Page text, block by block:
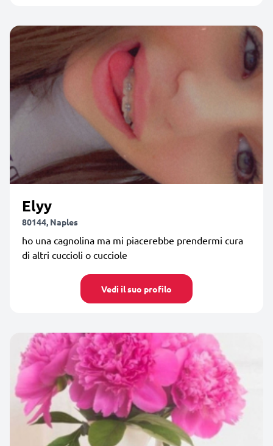
Elyy
80144, Naples
ho una cagnolina ma mi piacerebbe prendermi cura
di altri cuccioli o cucciole
Vedi il suo profilo